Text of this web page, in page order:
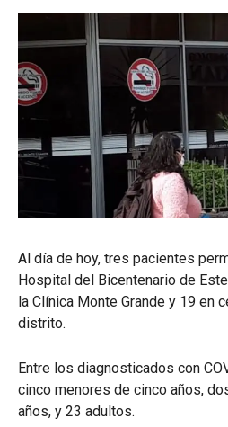
Al día de hoy, tres pacientes
Hospital del Bicentenario de
la Clínica Monte Grande y 19 en
distrito.
Entre los diagnosticados con
cinco menores de cinco años,
años, y 23 adultos.